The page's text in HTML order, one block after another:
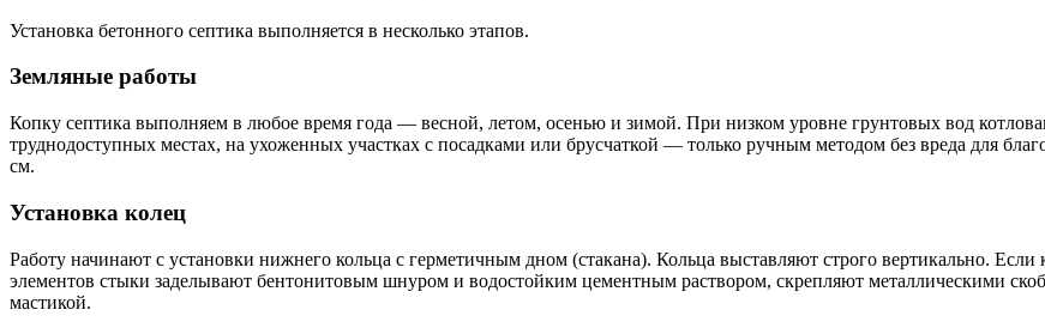
Установка бетонного септика выполняется в несколько этапов.
Земляные работы
Копку септика выполняем в любое время года — весной, летом, осенью и зимой. При низком уровне грунтовых вод
труднодоступных местах, на ухоженных участках с посадками или брусчаткой — только ручным методом без вреда для
см.
Установка колец
Работу начинают с установки нижнего кольца с герметичным дном (стакана). Кольца выставляют строго вертикально.
элементов стыки заделывают бентонитовым шнуром и водостойким цементным раствором, скрепляют металлическими
мастикой.